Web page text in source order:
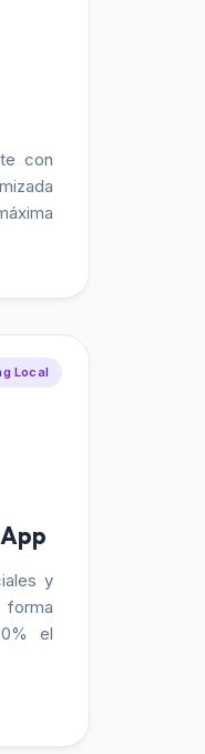
con
Local
y
el